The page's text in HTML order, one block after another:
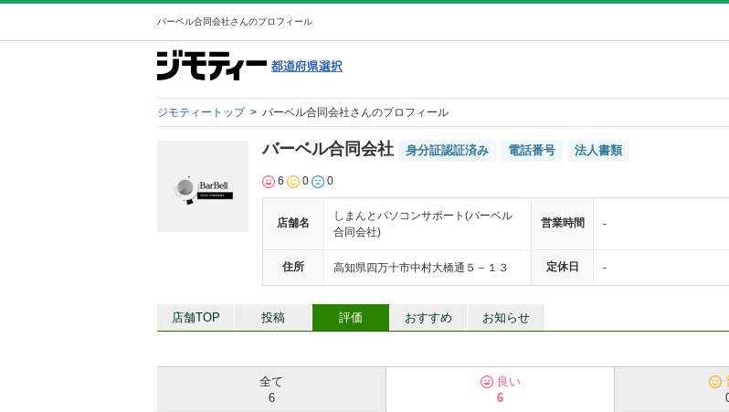
バーベル合同会社さんのプロフィール
ジモティートップ > バーベル合同会社さんのプロフィール
バーベル合同会社 身分証認証済み 電話番号 法人書類
6 0 0
店舗名
しまんとパソコンサポート(バーベル
合同会社)
営業時間
-
住所
高知県四万十市中村大橋通５－１３ 定休日 -
店舗TOP 投稿 評価 おすすめ お知らせ
全て
6
良い
6